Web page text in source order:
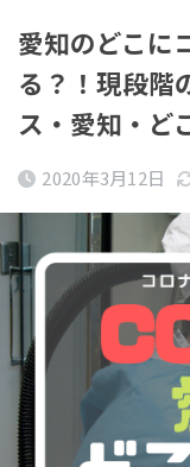
愛知のどこに
る？！現段階
ス・愛知・ど
2020年3月12日